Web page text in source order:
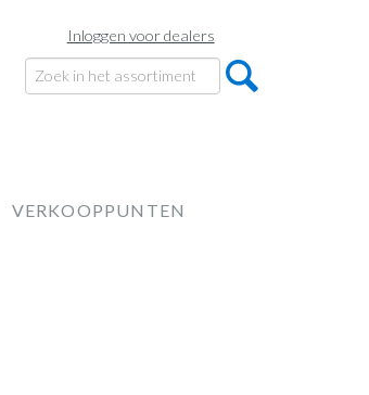
Inloggen voor dealers
VERKOOPPUNTEN